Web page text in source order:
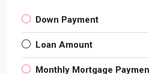
Down Payment
Loan Amount
Monthly Mortgage